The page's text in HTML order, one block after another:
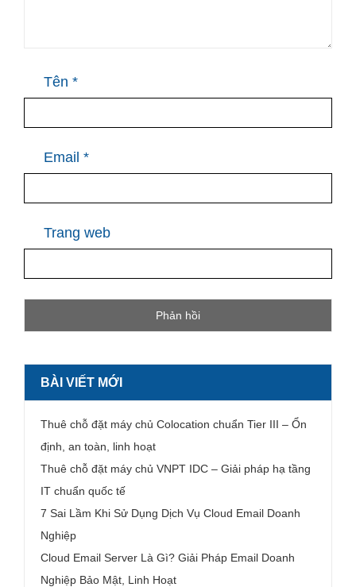
Tên *
Email *
Trang web
BÀI VIẾT MỚI
Thuê chỗ đặt máy chủ Colocation chuẩn Tier III – Ổn
định, an toàn, linh hoạt
Thuê chỗ đặt máy chủ VNPT IDC – Giải pháp hạ tầng
IT chuẩn quốc tế
7 Sai Lầm Khi Sử Dụng Dịch Vụ Cloud Email Doanh
Nghiệp
Cloud Email Server Là Gì? Giải Pháp Email Doanh
Nghiệp Bảo Mật, Linh Hoạt